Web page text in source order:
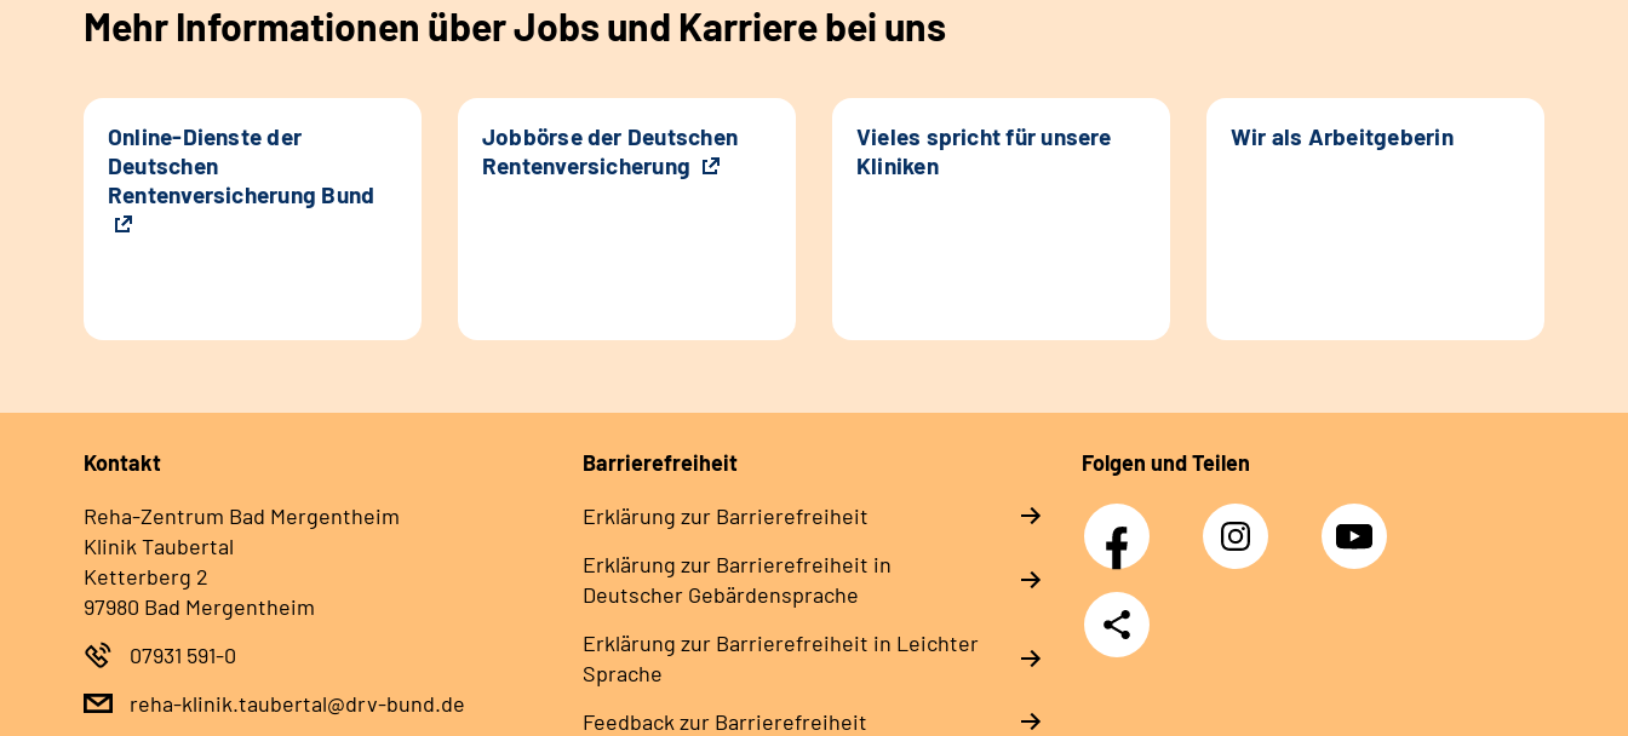
Mehr Informationen über Jobs und Karriere bei uns
Online-Dienste der
Deutschen
Rentenversicherung Bund
Jobbörse der Deutschen
Rentenversicherung
Vieles spricht für unsere
Kliniken
Wir als Arbeitgeberin
Kontakt
Reha-Zentrum Bad Mergentheim
Klinik Taubertal
Ketterberg 2
97980 Bad Mergentheim
07931 591-0
reha-klinik.taubertal@drv-bund.de
Barrierefreiheit
Erklärung zur Barrierefreiheit
Erklärung zur Barrierefreiheit in
Deutscher Gebärdensprache
Erklärung zur Barrierefreiheit in Leichter
Sprache
Feedback zur Barrierefreiheit
Folgen und Teilen
Facebook Instagram YouTube
Teilen